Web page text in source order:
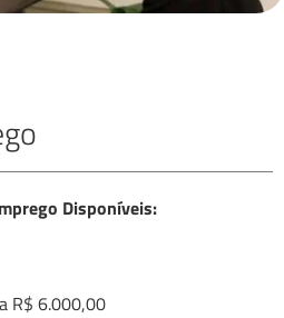
Disponíveis:
R$ 6.000,00